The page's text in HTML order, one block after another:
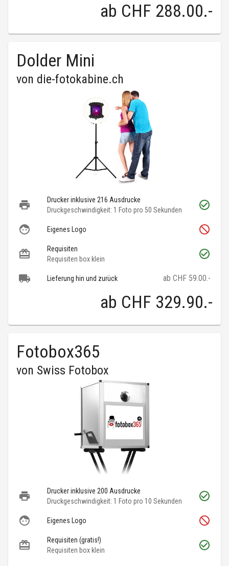
ab CHF 288.00.-
Dolder Mini
von die-fotokabine.ch
Drucker inklusive 216 Ausdrucke
Druckgeschwindigkeit: 1 Foto pro 50 Sekunden
Eigenes Logo
Requisiten
Requisiten box klein
Lieferung hin und zurück ab CHF 59.00.-
ab CHF 329.90.-
Fotobox365
von Swiss Fotobox
Drucker inklusive 200 Ausdrucke
Druckgeschwindigkeit: 1 Foto pro 10 Sekunden
Eigenes Logo
Requisiten (gratis!)
Requisiten box klein